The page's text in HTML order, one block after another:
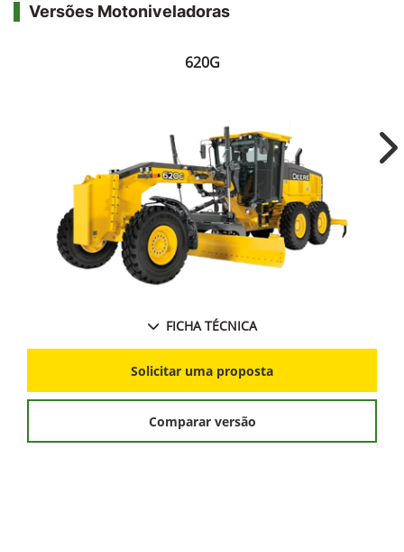
Versões Motoniveladoras
620G
FICHA TÉCNICA
Solicitar uma proposta
Comparar versão